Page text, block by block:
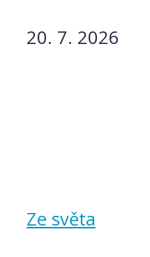
20. 7. 2026
Ze světa